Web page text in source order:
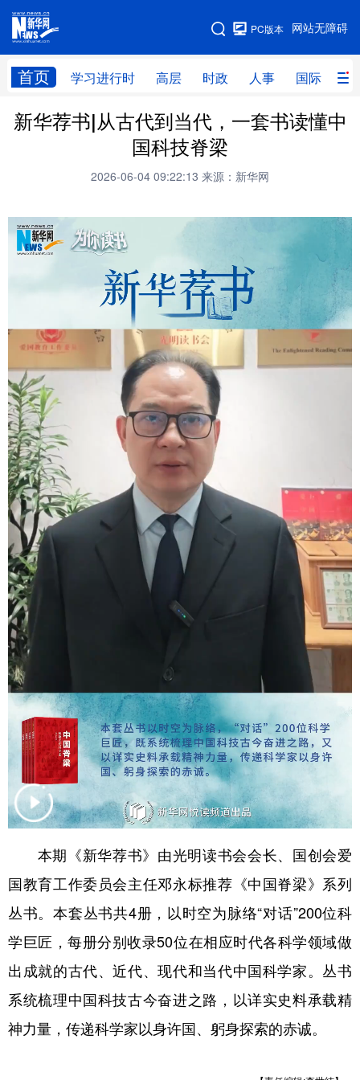
网站无障碍
PC版本
首页 学习进行时 高层 时政 人事 国际 财
网站地图
学习进行时 高层 时政 人事
财经 网评
文化 书画 军事
视频 图片 政务
中央文件 金融
食品 人居 信息化 数字经济
学术中国 乡村振兴 银龄
城市 旅游 能源
彩票 娱乐 时尚
公益 一带一路 亚太网 上市公司
文化产业
地方频道
江苏
江西
山东 河南 湖北 湖南
广东 广西 海南 重庆
四川 云南
陕西 甘肃 青海 宁夏
新疆 内蒙古 黑龙江
多语种频道
English Español Français عربى
Deutsch Português
新华荐书|从古代到当代，一套书读懂中
国科技脊梁
2026-06-04 09:22:13 来源：新华网
本期《新华荐书》由光明读书会会长、国创会爱
国教育工作委员会主任邓永标推荐《中国脊梁》系列
丛书。本套丛书共4册，以时空为脉络“对话”200位科
学巨匠，每册分别收录50位在相应时代各科学领域做
出成就的古代、近代、现代和当代中国科学家。丛书
系统梳理中国科技古今奋进之路，以详实史料承载精
神力量，传递科学家以身许国、躬身探索的赤诚。